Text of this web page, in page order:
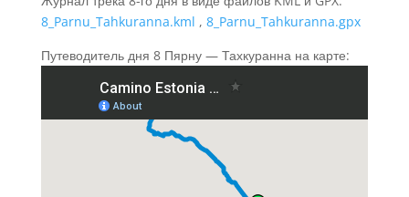
8_Parnu_Tahkuranna.kml , 8_Parnu_Tahkuranna.gpx
Путеводитель дня 8 Пярну — Тахкуранна на карте: